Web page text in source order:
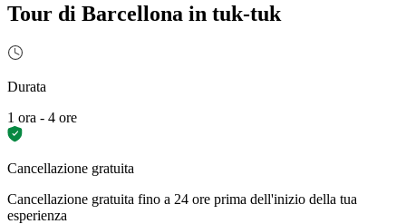
Tour di Barcellona in tuk-tuk
Durata
1 ora - 4 ore
Cancellazione gratuita
Cancellazione gratuita fino a 24 ore prima dell'inizio della tua
esperienza